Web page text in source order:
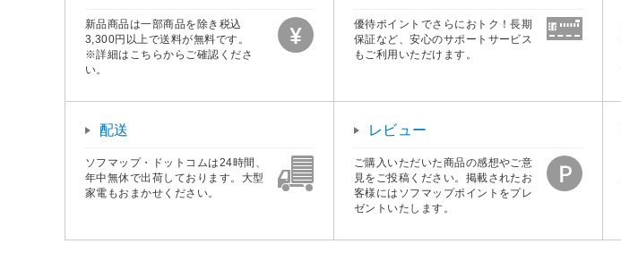
新品商品は一部商品を除き税込
3,300円以上で送料が無料です。
※詳細はこちらからご確認くださ
い。
優待ポイントでさらにおトク！長期
保証など、安心のサポートサービス
もご利用いただけます。
配送
ソフマップ・ドットコムは24時間、
年中無休で出荷しております。大型
家電もおまかせください。
レビュー
ご購入いただいた商品の感想やご意
見をご投稿ください。掲載されたお
客様にはソフマップポイントをプレ
ゼントいたします。